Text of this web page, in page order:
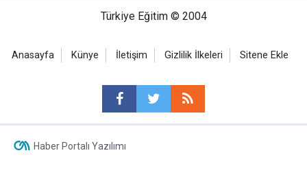
Türkiye Eğitim © 2004
Anasayfa Künye İletişim Gizlilik İlkeleri Sitene Ekle
Haber Portalı Yazılımı